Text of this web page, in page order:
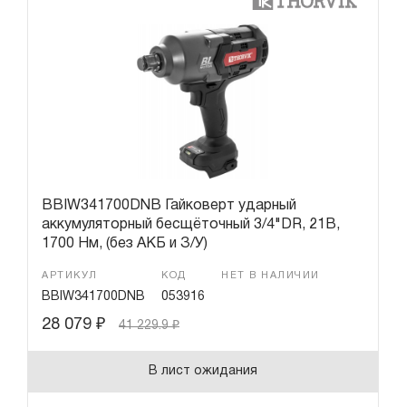
BBIW341700DNB Гайковерт ударный
аккумуляторный бесщёточный 3/4"DR, 21В,
1700 Нм, (без АКБ и З/У)
АРТИКУЛ
BBIW341700DNB
КОД
053916
НЕТ В НАЛИЧИИ
28 079 ₽ 41 229.9₽
В лист ожидания